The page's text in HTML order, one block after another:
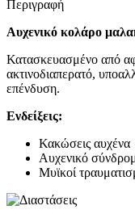
Περιγραφή
Αυχενικό κολάρο
Κατασκευασμένο από
ακτινοδιαπερατό,
επένδυση.
Ενδείξεις:
Κακώσεις αυχένα
Αυχενικό
Μυϊκοί